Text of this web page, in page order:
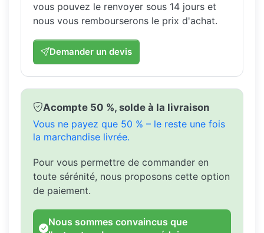
vous pouvez le renvoyer sous 14 jours et
nous vous rembourserons le prix d'achat.
Demander un devis
Acompte 50 %, solde à la livraison
Vous ne payez que 50 % – le reste une fois
la marchandise livrée.
Pour vous permettre de commander en
toute sérénité, nous proposons cette option
de paiement.
Nous sommes convaincus que